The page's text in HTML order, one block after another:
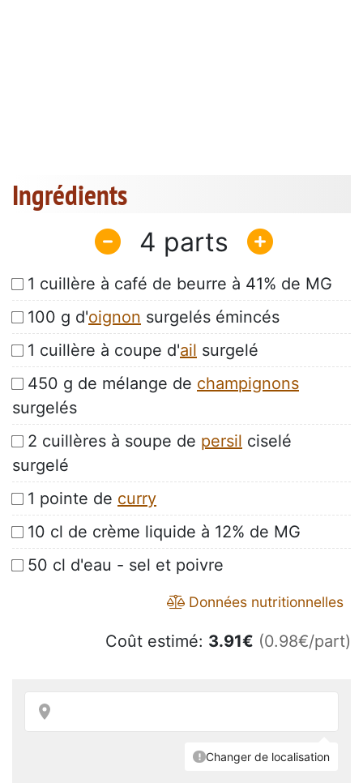
Ingrédients
4
1 cuillère à café de beurre à 41% de MG
100 g d'oignon surgelés émincés
1 cuillère à coupe d'ail surgelé
450 g de mélange de champignons
surgelés
2 cuillères à soupe de persil ciselé
surgelé
1 pointe de curry
10 cl de crème liquide à 12% de MG
50 cl d'eau - sel et poivre
Données nutritionnelles
Coût estimé: 3.91€ (0.98€/part)